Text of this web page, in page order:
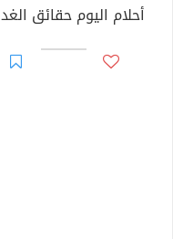
أحلام اليوم حقائق الغد